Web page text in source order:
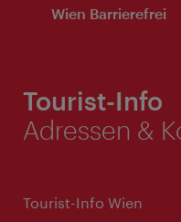
Wien Barrierefrei
Tourist-Info
Adressen &
Tourist-Info Wien